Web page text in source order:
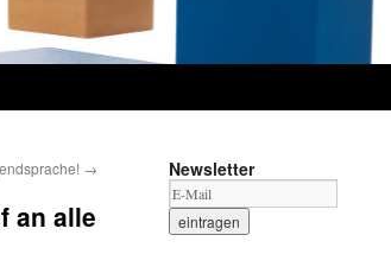
→
an alle
Newsletter